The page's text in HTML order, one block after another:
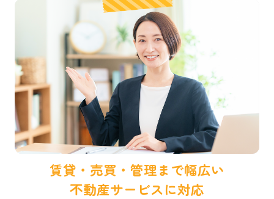
賃貸・売買・管理まで幅広い
不動産サービスに対応